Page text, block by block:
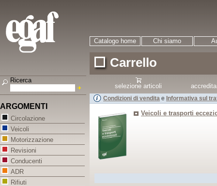
Catalogo home Chi siamo
Carrello
selezione articoli
Condizioni di vendita e Informativa sul
Veicoli e trasporti
Ricerca
ARGOMENTI
Circolazione
Veicoli
Motorizzazione
Revisioni
Conducenti
ADR
Rifiuti